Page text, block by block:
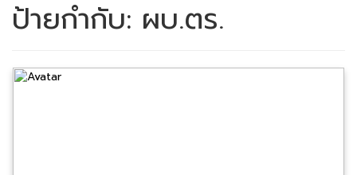
ป้ายกำกับ: ผบ.ตร.